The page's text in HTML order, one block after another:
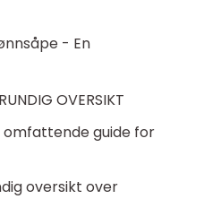
- En
OVERSIKT
omfattende guide for
oversikt over